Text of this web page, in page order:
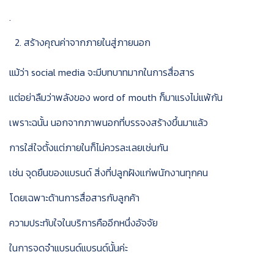
.
สร้างคุณค่าจากภายในสู่ภายนอก
แม้ว่า social media จะมีบทบาทมากในการสื่อสาร
แต่อย่าลืมว่าพลังของ word of mouth ก็มาแรงไม่แพ้กัน
เพราะฉนั้น นอกจากภาพนอกที่บรรจงสร้างขึ้นมาแล้ว
การใส่ใจตั้งแต่ภายในก็ไม่ควรละเลยเช่นกัน
เช่น จุดยืนของแบรนด์ สิ่งที่ปลูกฝังแก่พนักงานทุกคน
โดยเฉพาะด้านการสื่อสารกับลูกค้า
ความประทับใจในบริการคืออีกหนึ่งอัจจัย
ในการจดจำแบรนด์แบรนด์นั้นค่ะ